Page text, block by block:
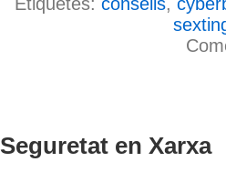
Seguretat en Xarxa